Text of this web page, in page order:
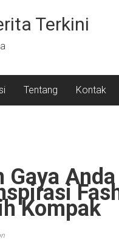
Terkini
Tentang Kontak
Gaya
Kompak